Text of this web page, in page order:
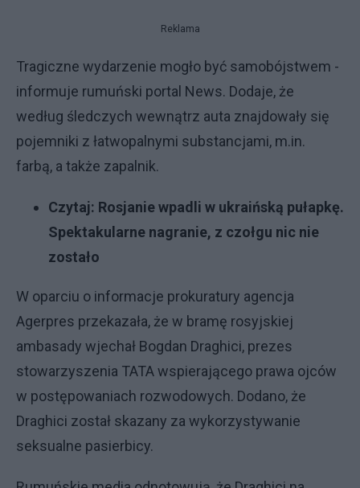
Reklama
Tragiczne wydarzenie mogło być samobójstwem -
informuje rumuński portal News. Dodaje, że
według śledczych wewnątrz auta znajdowały się
pojemniki z łatwopalnymi substancjami, m.in.
farbą, a także zapalnik.
Czytaj: Rosjanie wpadli w ukraińską pułapkę.
Spektakularne nagranie, z czołgu nic nie
zostało
W oparciu o informacje prokuratury agencja
Agerpres przekazała, że w bramę rosyjskiej
ambasady wjechał Bogdan Draghici, prezes
stowarzyszenia TATA wspierającego prawa ojców
w postępowaniach rozwodowych. Dodano, że
Draghici został skazany za wykorzystywanie
seksualne pasierbicy.